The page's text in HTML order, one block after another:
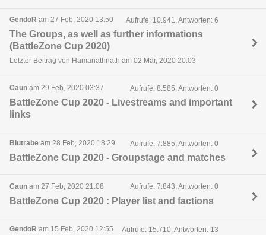
GendoR am 27 Feb, 2020 13:50 Aufrufe: 10.941, Antworten: 6
The Groups, as well as further informations
(BattleZone Cup 2020)
Letzter Beitrag von Hamanathnath am 02 Mär, 2020 20:03
Caun am 29 Feb, 2020 03:37 Aufrufe: 8.585, Antworten: 0
BattleZone Cup 2020 - Livestreams and important
links
Blutrabe am 28 Feb, 2020 18:29 Aufrufe: 7.885, Antworten: 0
BattleZone Cup 2020 - Groupstage and matches
Caun am 27 Feb, 2020 21:08 Aufrufe: 7.843, Antworten: 0
BattleZone Cup 2020 : Player list and factions
GendoR am 15 Feb, 2020 12:55 Aufrufe: 15.710, Antworten: 13